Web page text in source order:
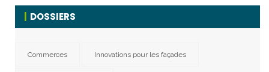
DOSSIERS
Commerces Innovations pour les façades